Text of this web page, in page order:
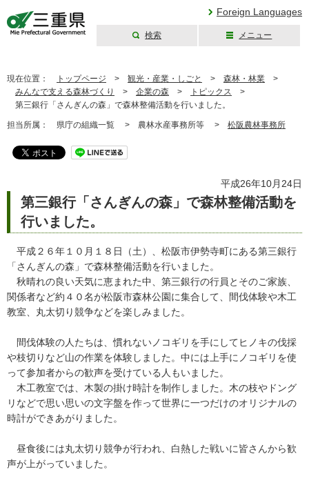
Foreign Languages
検索 メニュー
現在位置： トップページ > 観光・産業・しごと > 森林・林業 >
みんなで支える森林づくり
> 企業の森 > トピックス >
第三銀行「さんぎんの森」で森林整備活動を行いました。
担当所属： 県庁の組織一覧 > 農林水産事務所等 > 松阪農林事務所
平成26年10月24日
第三銀行「さんぎんの森」で森林整備活動を
行いました。
平成２６年１０月１８日（土）、松阪市伊勢寺町にある第三銀行
「さんぎんの森」で森林整備活動を行いました。
秋晴れの良い天気に恵まれた中、第三銀行の行員とそのご家族、
関係者など約４０名が松阪市森林公園に集合して、間伐体験や木工
教室、丸太切り競争などを楽しみました。
間伐体験の人たちは、慣れないノコギリを手にしてヒノキの伐採
や枝切りなど山の作業を体験しました。中には上手にノコギリを使
って参加者からの歓声を受けている人もいました。
木工教室では、木製の掛け時計を制作しました。木の枝やドング
リなどで思い思いの文字盤を作って世界に一つだけのオリジナルの
時計ができあがりました。
昼食後には丸太切り競争が行われ、白熱した戦いに皆さんから歓
声が上がっていました。